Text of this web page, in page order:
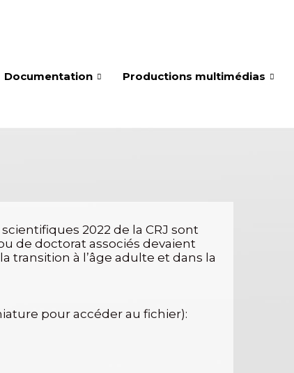
Documentation Productions multimédias
2022 de la CRJ sont
de doctorat associés devaient
transition à l’âge adulte et dans la
pour accéder au fichier):